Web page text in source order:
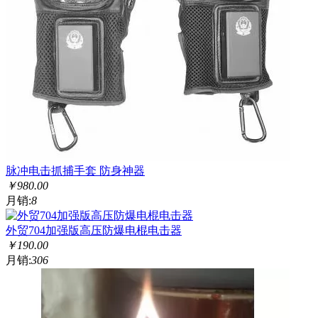
脉冲电击抓捕手套 防身神器
￥980.00
月销:8
外贸704加强版高压防爆电棍电击器
￥190.00
月销:306